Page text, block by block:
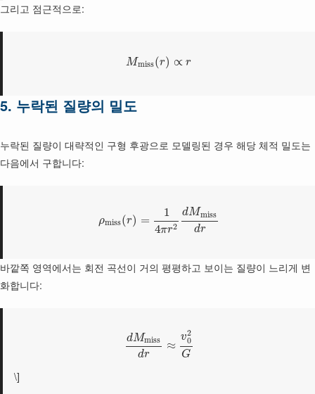
그리고 점근적으로:
Mmiss(r) ∝ r
5. 누락된 질량의 밀도
누락된 질량이 대략적인 구형 후광으로 모델링된 경우 해당 체적 밀도는
다음에서 구합니다:
ρmiss(r) =
1
4πr2
dMmiss
dr
바깥쪽 영역에서는 회전 곡선이 거의 평평하고 보이는 질량이 느리게 변
화합니다:
dMmiss
dr
≈
v2
0
G
\]